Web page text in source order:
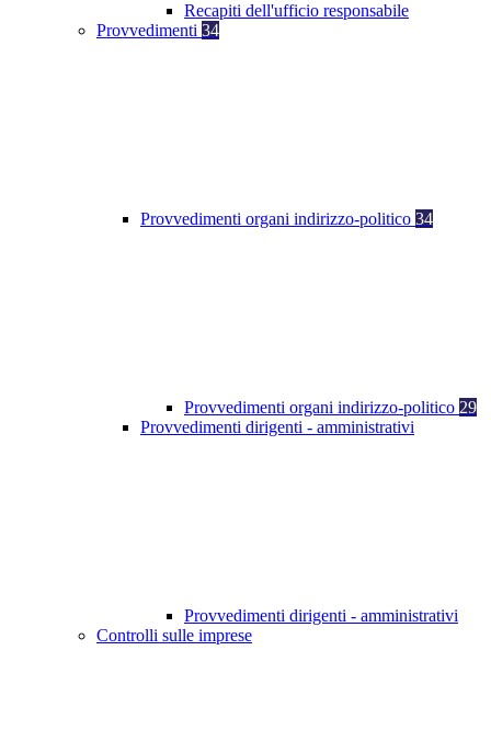
Recapiti dell'ufficio responsabile
Provvedimenti 34
Provvedimenti organi indirizzo-politico 34
Provvedimenti organi indirizzo-politico 29
Provvedimenti dirigenti - amministrativi
Provvedimenti dirigenti - amministrativi
Controlli sulle imprese